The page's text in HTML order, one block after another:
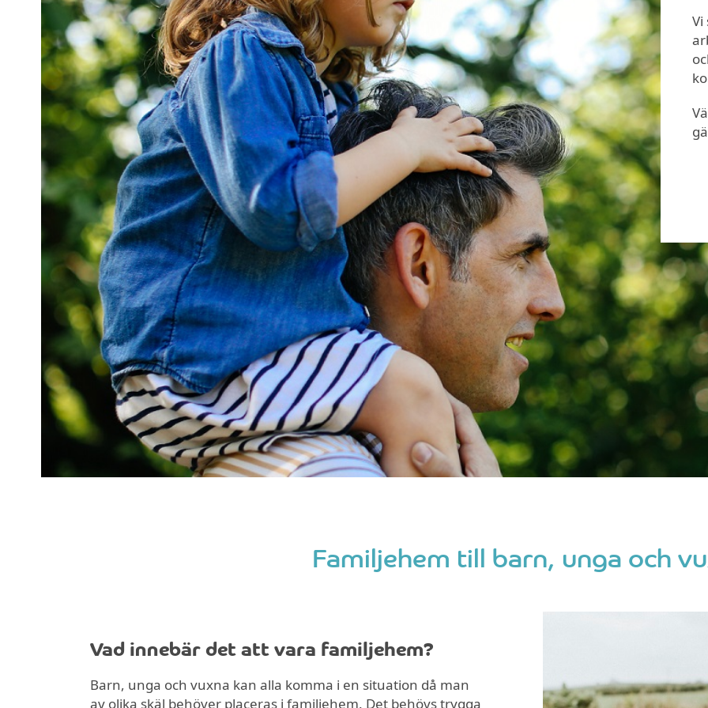
Familjehem till barn, unga och
Vad innebär det att vara familjehem?
Barn, unga och vuxna kan alla komma i en situation då man
av olika skäl behöver placeras i familjehem. Det behövs trygga